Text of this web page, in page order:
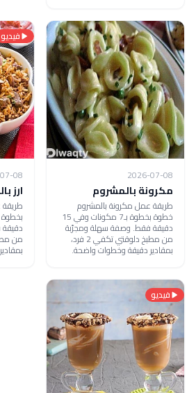
2026-07-08
مكرونة بالمشروم
طريقة عمل مكرونة بالمشروم
خطوة بخطوة بـ7 مكونات وفي 15
دقيقة فقط. وصفة سهلة ومجرّبة
من مطبخ دلوقتي تكفي 2 فرد،
بمقادير دقيقة وخطوات واضحة.
فيديو
08
ارز
فيديو